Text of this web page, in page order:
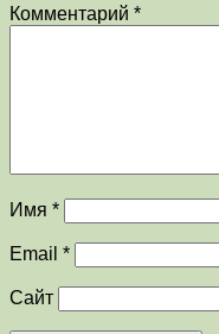
Комментарий *
Имя *
Email *
Сайт